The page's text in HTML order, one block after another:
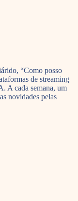
“Como posso
de streaming
A cada semana, um
novidades pelas